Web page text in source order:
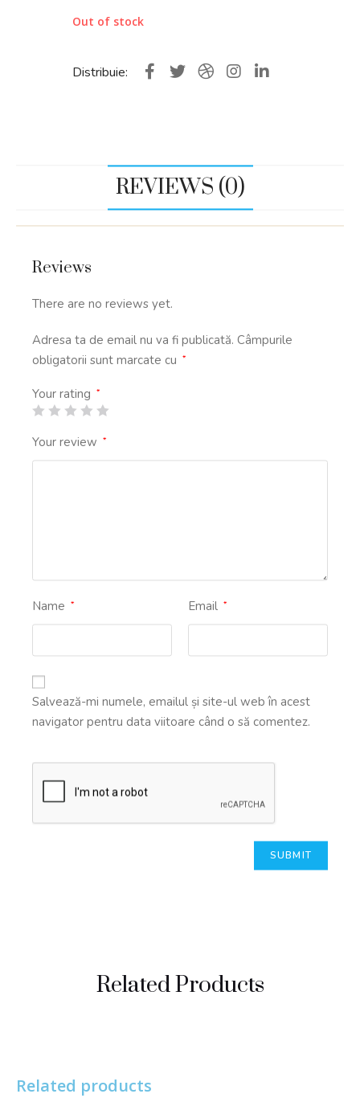
Out of stock
Distribuie:
REVIEWS (0)
Reviews
There are no reviews yet.
Adresa ta de email nu va fi publicată. Câmpurile
obligatorii sunt marcate cu *
Your rating *
Your review *
Name * Email *
Salvează-mi numele, emailul și site-ul web în acest
navigator pentru data viitoare când o să comentez.
Related Products
Related products